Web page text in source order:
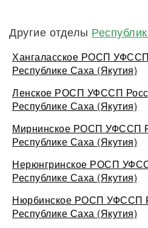
Другие отделы
Хангаласское РОСП
Республике Саха (Якутия)
Ленское РОСП УФССП
Республике Саха (Якутия)
Мирнинское РОСП УФССП
Республике Саха (Якутия)
Нерюнгринское РОСП
Республике Саха (Якутия)
Нюрбинское РОСП УФССП
Республике Саха (Якутия)